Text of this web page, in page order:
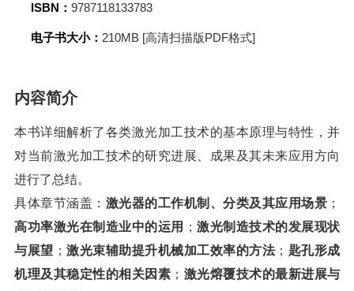
ISBN： 9787118133783
电子书大小： 210MB [高清扫描版PDF格式]
内容简介
本书详细解析了各类激光加工技术的基本原理与特性，并
对当前激光加工技术的研究进展、成果及其未来应用方向
进行了总结。
具体章节涵盖： 激光器的工作机制、分类及其应用场景 ；
高功率激光在制造业中的运用
； 激光制造技术的发展现状
与展望 ； 激光束辅助提升机械加工效率的方法； 匙孔形成
机理及其稳定性的相关因素 ； 激光熔覆技术的最新进展与